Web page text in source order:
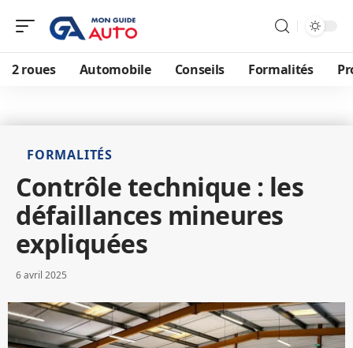
2 roues Automobile Conseils Formalités
FORMALITÉS
Contrôle technique : les
défaillances mineures
expliquées
6 avril 2025